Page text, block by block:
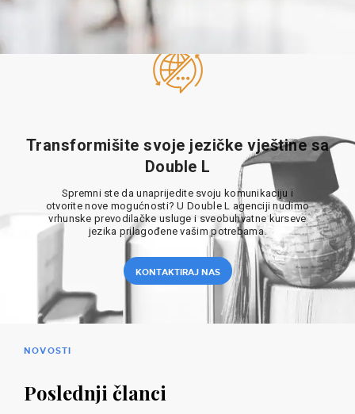
Transformišite svoje jezičke vještine sa
Double L
Spremni ste da unaprijedite svoju komunikaciju i
otvorite nove mogućnosti? U Double L agenciji nudimo
vrhunske prevodilačke usluge i sveobuhvatne kurseve
jezika prilagođene vašim potrebama.
KONTAKTIRAJ NAS
NOVOSTI
Poslednji članci